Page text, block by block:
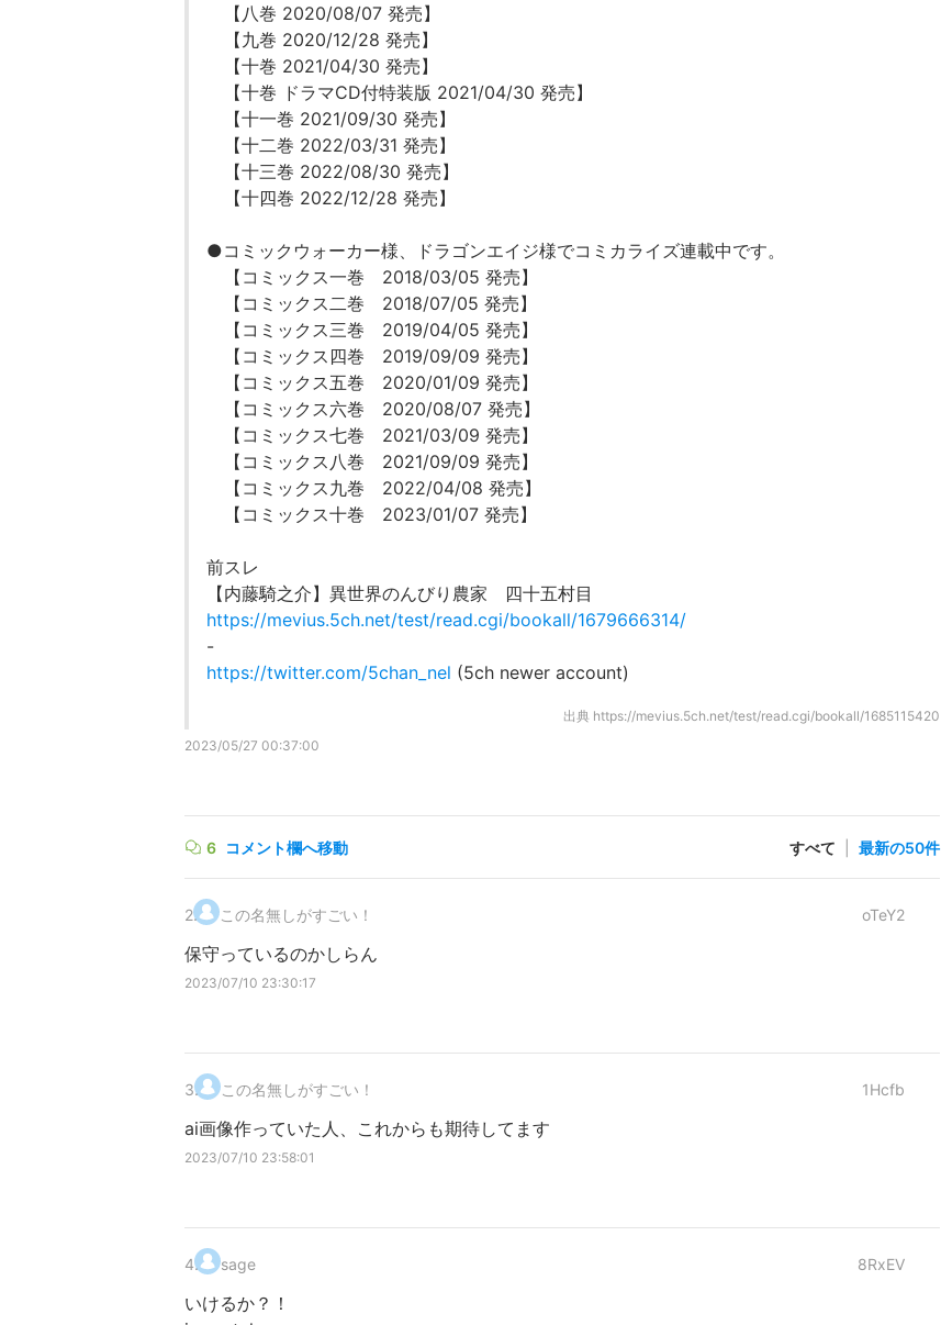
【八巻 2020/08/07 発売】
【九巻 2020/12/28 発売】
【十巻 2021/04/30 発売】
【十巻 ドラマCD付特装版 2021/04/30 発売】
【十一巻 2021/09/30 発売】
【十二巻 2022/03/31 発売】
【十三巻 2022/08/30 発売】
【十四巻 2022/12/28 発売】
●コミックウォーカー様、ドラゴンエイジ様でコミカライズ連載中です。
【コミックス一巻 2018/03/05 発売】
【コミックス二巻 2018/07/05 発売】
【コミックス三巻 2019/04/05 発売】
【コミックス四巻 2019/09/09 発売】
【コミックス五巻 2020/01/09 発売】
【コミックス六巻 2020/08/07 発売】
【コミックス七巻 2021/03/09 発売】
【コミックス八巻 2021/09/09 発売】
【コミックス九巻 2022/04/08 発売】
【コミックス十巻 2023/01/07 発売】
前スレ
【内藤騎之介】異世界のんびり農家 四十五村目
https://mevius.5ch.net/test/read.cgi/bookall/1679666314/
-
https://twitter.com/5chan_nel (5ch newer account)
出典 https://mevius.5ch.net/test/read.cgi/bookall/1685115420
2023/05/27 00:37:00
6 コメント欄へ移動 すべて 最新の50件
2. この名無しがすごい！ oTeY2
保守っているのかしらん
2023/07/10 23:30:17
3. この名無しがすごい！ 1Hcfb
ai画像作っていた人、これからも期待してます
2023/07/10 23:58:01
4. sage 8RxEV
いけるか？！